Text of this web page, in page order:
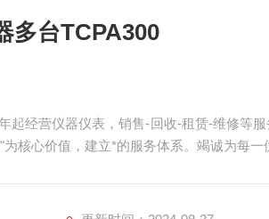
多台TCPA300
起经营仪器仪表，销售-回收-租赁-维修等
核心价值，建立*的服务体系。竭诚为每一